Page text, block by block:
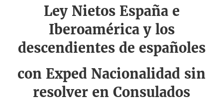
Ley Nietos España e
Iberoamérica y los
descendientes de españoles
con Exped Nacionalidad sin
resolver en Consulados